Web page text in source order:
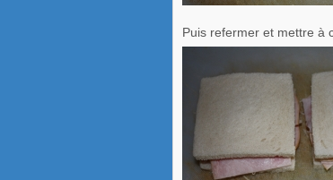
Puis refermer et mettre à